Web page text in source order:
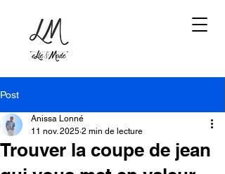
Post
Trouver la coupe de jean
Anissa Lonné
11 nov. 2025 2 min de lecture